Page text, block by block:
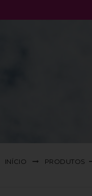
INÍCIO PRODUTOS